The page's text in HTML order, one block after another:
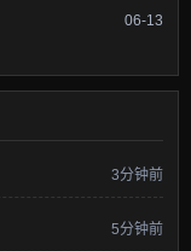
06-13
3分钟前
5分钟前